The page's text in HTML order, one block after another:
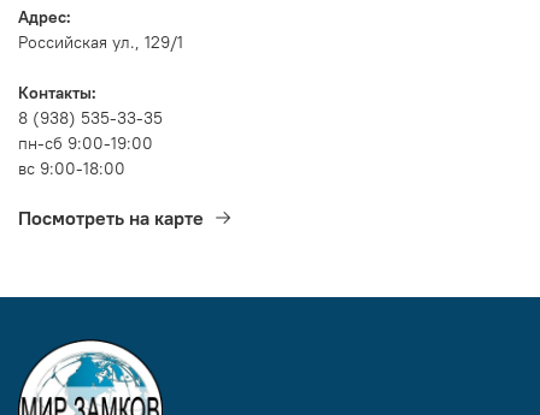
Адрес:
Российская ул., 129/1
Контакты:
8 (938) 535-33-35
пн-сб 9:00-19:00
вс 9:00-18:00
Посмотреть на карте